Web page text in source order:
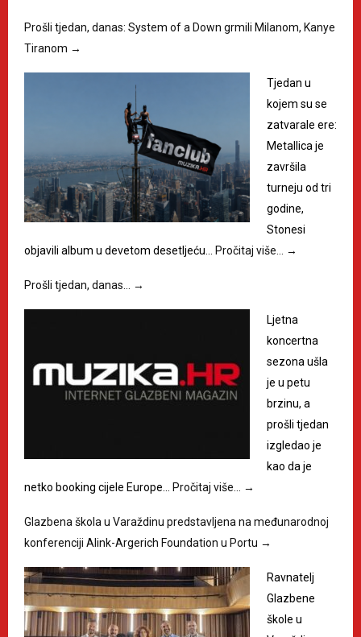
Prošli tjedan, danas: System of a Down grmili Milanom, Kanye
Tiranom →
Tjedan u
kojem su se
zatvarale ere:
Metallica je
završila
turneju od tri
godine,
Stonesi
objavili album u devetom desetljeću…
Pročitaj više… →
Prošli tjedan, danas… →
Ljetna
koncertna
sezona ušla
je u petu
brzinu, a
prošli tjedan
izgledao je
kao da je
netko booking cijele Europe…
Pročitaj više… →
Glazbena škola u Varaždinu predstavljena na međunarodnoj
konferenciji Alink-Argerich Foundation u Portu →
Ravnatelj
Glazbene
škole u